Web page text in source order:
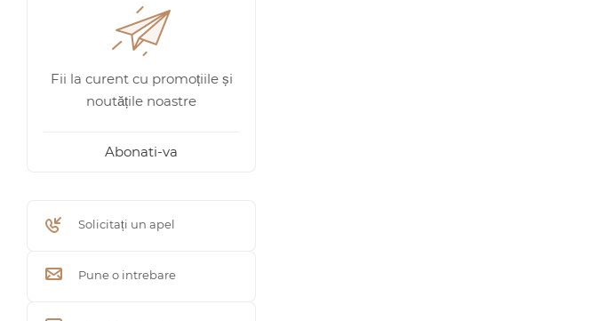
Fii la curent cu promoțiile și
noutățile noastre
Abonati-va
Solicitați un apel
Pune o intrebare